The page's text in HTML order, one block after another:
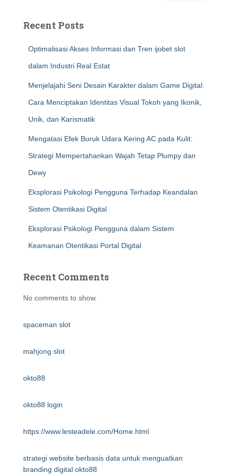
Recent Posts
Optimalisasi Akses Informasi dan Tren ijobet slot
dalam Industri Real Estat
Menjelajahi Seni Desain Karakter dalam Game Digital:
Cara Menciptakan Identitas Visual Tokoh yang Ikonik,
Unik, dan Karismatik
Mengatasi Efek Buruk Udara Kering AC pada Kulit:
Strategi Mempertahankan Wajah Tetap Plumpy dan
Dewy
Eksplorasi Psikologi Pengguna Terhadap Keandalan
Sistem Otentikasi Digital
Eksplorasi Psikologi Pengguna dalam Sistem
Keamanan Otentikasi Portal Digital
Recent Comments
No comments to show.
spaceman slot
mahjong slot
okto88
okto88 login
https://www.lesteadele.com/Home.html
strategi website berbasis data untuk menguatkan
branding digital okto88